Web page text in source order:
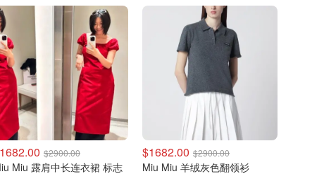
$2900.00
露肩中长连衣裙 标志
$1682.00 $2900.00
Miu Miu 羊绒灰色翻领衫